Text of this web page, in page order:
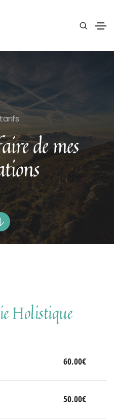
de mes
Holistique
60.00€
50.00€